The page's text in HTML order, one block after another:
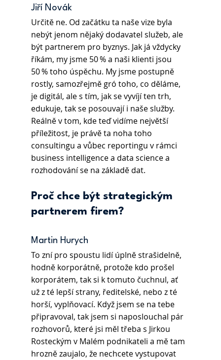
Jiří Novák
Určitě ne. Od začátku ta naše vize byla
nebýt jenom nějaký dodavatel služeb, ale
být partnerem pro byznys. Jak já vždycky
říkám, my jsme 50 % a naši klienti jsou
50 % toho úspěchu. My jsme postupně
rostly, samozřejmě gró toho, co děláme,
je digitál, ale s tím, jak se vyvíjí ten trh,
edukuje, tak se posouvají i naše služby.
Reálně v tom, kde teď vidíme největší
příležitost, je právě ta noha toho
consultingu a vůbec reportingu v rámci
business intelligence a data science a
rozhodování se na základě dat.
Proč chce být strategickým
partnerem firem?
Martin Hurych
To zní pro spoustu lidí úplně strašidelně,
hodně korporátně, protože kdo prošel
korporátem, tak si k tomuto čuchnul, ať
už z té lepší strany, ředitelské, nebo z té
horší, vyplňovací. Když jsem se na tebe
připravoval, tak jsem si naposlouchal pár
rozhovorů, které jsi měl třeba s Jirkou
Rosteckým v Malém podnikateli a mě tam
hrozně zaujalo, že nechcete vystupovat